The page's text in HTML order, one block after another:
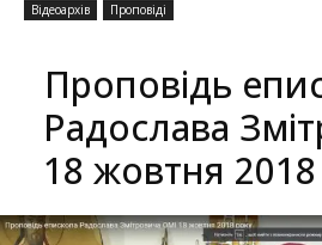
Відеоархів Проповіді
Проповідь
Радослава
18 жовтня